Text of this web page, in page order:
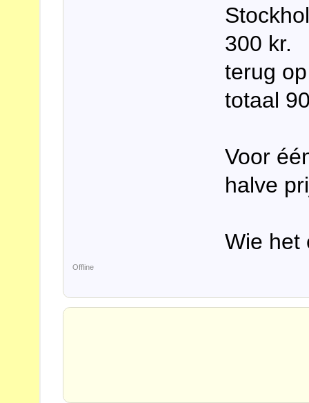
300 kr.
terug
totaal
Voor
halve
Wie het
Offline